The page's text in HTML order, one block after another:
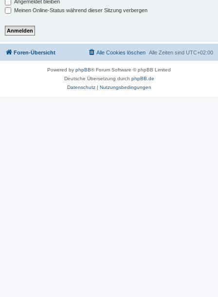
Angemeldet bleiben
Meinen Online-Status während dieser Sitzung verbergen
Foren-Übersicht Alle Zeiten sind UTC+02:00
Alle Cookies löschen
Powered by phpBB® Forum Software © phpBB Limited
Deutsche Übersetzung durch phpBB.de
Datenschutz| Nutzungsbedingungen